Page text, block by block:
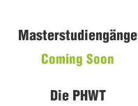
Masterstudiengänge
Coming Soon
Die PHWT